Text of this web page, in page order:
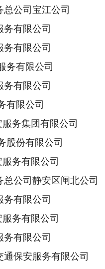
公司宝江公司
有限公司
有限公司
务有限公司
有限公司
有限公司
务集团有限公司
份有限公司
务有限公司
公司静安区闸北公司
有限公司
务有限公司
有限公司
保安服务有限公司